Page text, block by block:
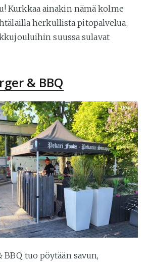
Kurkkaa ainakin nämä kolme
herkullista pitopalvelua,
suussa sulavat
& BBQ
BBQ tuo pöytään savun,